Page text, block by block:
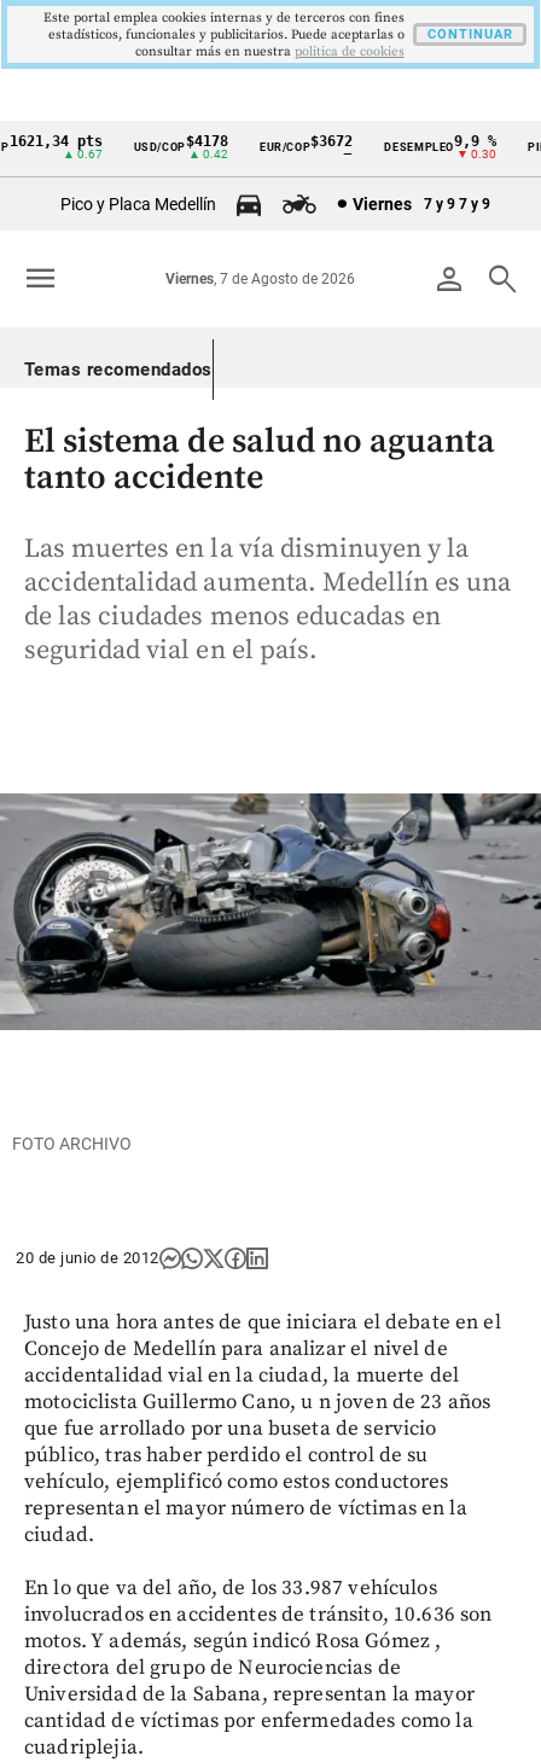
Cintillo
Colombia
pts
▲ 0.67
USD/COP$4178
▲ 0.42
EUR/COP$3672 DESEMPLEO 9,9 %
▼ 0.30
PIB
Pico y Placa Medellín Viernes 7 y 9 7 y 9
person search
Viernes, 7 de Agosto de 2026
menu
Temas recomendados
El sistema de salud no aguanta
tanto accidente
Las muertes en la vía disminuyen y la
accidentalidad aumenta. Medellín es una
de las ciudades menos educadas en
seguridad vial en el país.
FOTO ARCHIVO
20 de junio de 2012
Justo una hora antes de que iniciara el debate en el
Concejo de Medellín para analizar el nivel de
accidentalidad vial en la ciudad, la muerte del
motociclista Guillermo Cano, u n joven de 23 años
que fue arrollado por una buseta de servicio
público, tras haber perdido el control de su
vehículo, ejemplificó como estos conductores
representan el mayor número de víctimas en la
ciudad.
En lo que va del año, de los 33.987 vehículos
involucrados en accidentes de tránsito, 10.636 son
motos. Y además, según indicó Rosa Gómez ,
directora del grupo de Neurociencias de
Universidad de la Sabana, representan la mayor
cantidad de víctimas por enfermedades como la
cuadriplejia.
Este portal emplea cookies internas y de terceros con fines
estadísticos, funcionales y publicitarios. Puede aceptarlas o
consultar más en nuestra politica de cookies
CONTINUAR